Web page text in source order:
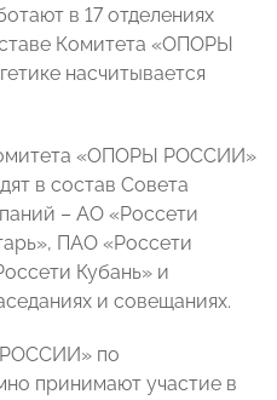
в 17 отделениях
Комитета «ОПОРЫ
насчитывается
«ОПОРЫ РОССИИ»
в состав Совета
– АО «Россети
ПАО «Россети
Кубань» и
и совещаниях.
по
принимают участие в